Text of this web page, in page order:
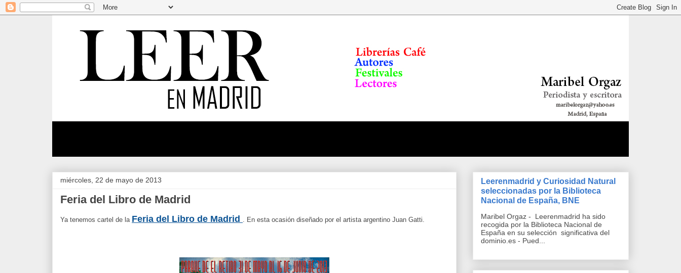
miércoles, 22 de mayo de 2013
Feria del Libro de Madrid
Ya tenemos cartel de la Feria del Libro de Madrid . En esta ocasión diseñado por el artista argentino Juan Gatti.
Leerenmadrid y Curiosidad Natural
seleccionadas por la Biblioteca
Nacional de España, BNE
Maribel Orgaz - Leerenmadrid ha sido
recogida por la Biblioteca Nacional de
España en su selección significativa del
dominio.es - Pued...